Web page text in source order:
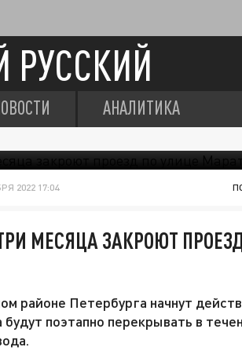
РУССКИЙ
АНАЛИТИКА
2022 17:04
МЕСЯЦА ЗАКРОЮТ
районе Петербурга начнут
поэтапно перекрывать в